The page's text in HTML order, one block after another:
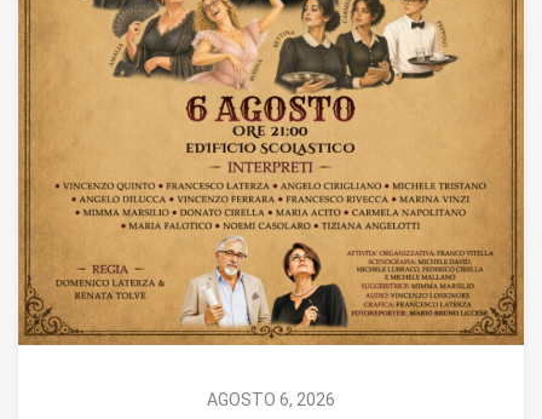
AGOSTO 6, 2026